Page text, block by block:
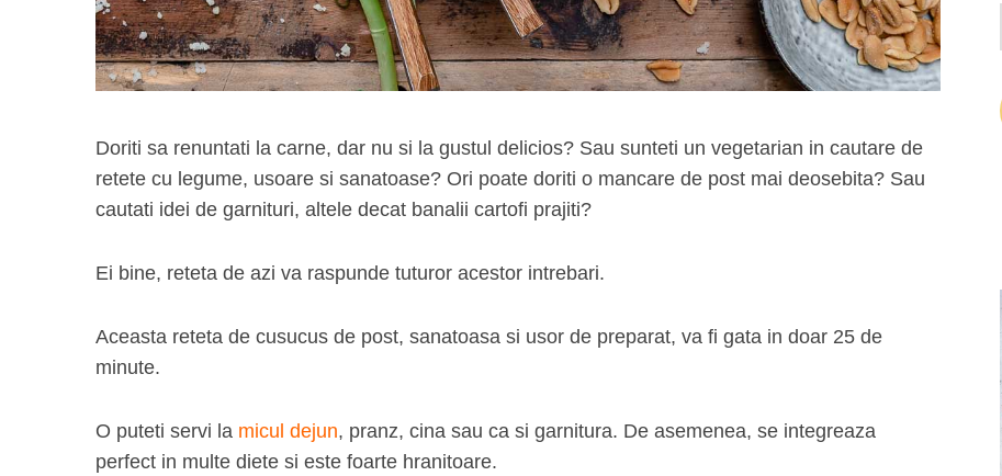
Doriti sa renuntati la carne, dar nu si la gustul delicios? Sau sunteti un vegetarian in cautare de
retete cu legume, usoare si sanatoase? Ori poate doriti o mancare de post mai deosebita? Sau
cautati idei de garnituri, altele decat banalii cartofi prajiti?
Ei bine, reteta de azi va raspunde tuturor acestor intrebari.
Aceasta reteta de cusucus de post, sanatoasa si usor de preparat, va fi gata in doar 25 de
minute.
O puteti servi la micul dejun, pranz, cina sau ca si garnitura. De asemenea, se integreaza
perfect in multe diete si este foarte hranitoare.